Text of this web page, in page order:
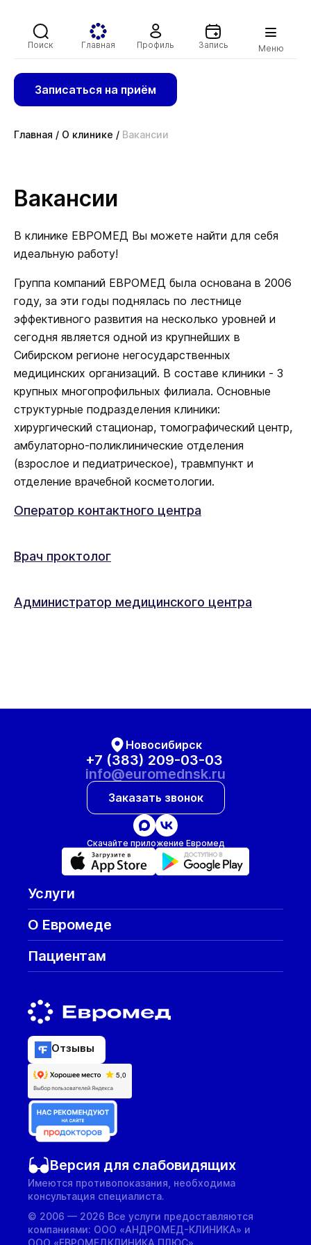
Поиск Главная Профиль Запись Меню
Записаться на приём
Главная / О клинике / Вакансии
Вакансии
В клинике ЕВРОМЕД Вы можете найти для себя
идеальную работу!
Группа компаний ЕВРОМЕД была основана в 2006
году, за эти годы поднялась по лестнице
эффективного развития на несколько уровней и
сегодня является одной из крупнейших в
Сибирском регионе негосударственных
медицинских организаций. В составе клиники - 3
крупных многопрофильных филиала. Основные
структурные подразделения клиники:
хирургический стационар, томографический центр,
амбулаторно-поликлинические отделения
(взрослое и педиатрическое), травмпункт и
отделение врачебной косметологии.
Оператор контактного центра
Врач проктолог
Администратор медицинского центра
Новосибирск
+7 (383) 209-03-03
info@euromednsk.ru
Заказать звонок
Скачайте приложение Евромед
Услуги
О Евромеде
Пациентам
Отзывы
Версия для слабовидящих
Имеются противопоказания, необходима
консультация специалиста.
© 2006 — 2026 Все услуги предоставляются
компаниями: ООО «АНДРОМЕД-КЛИНИКА» и
ООО «ЕВРОМЕДКЛИНИКА ПЛЮС».